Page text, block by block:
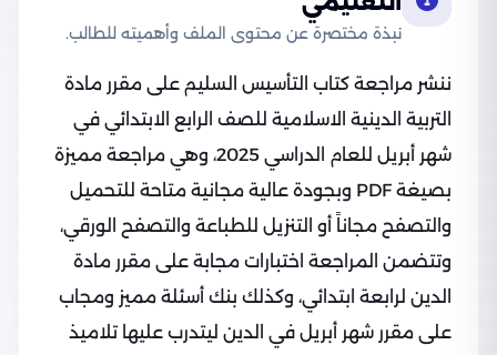
نبذة مختصرة عن محتوى الملف وأهميته للطالب.
ننشر مراجعة كتاب التأسيس السليم على مقرر مادة
التربية الدينية الاسلامية للصف الرابع الابتدائي في
شهر أبريل للعام الدراسي 2025، وهي مراجعة مميزة
بصيغة PDF وبجودة عالية مجانية متاحة للتحميل
والتصفح مجاناً أو التنزيل للطباعة والتصفح الورقي،
وتتضمن المراجعة اختبارات مجابة على مقرر مادة
الدين لرابعة ابتدائي، وكذلك بنك أسئلة مميز ومجاب
على مقرر شهر أبريل في الدين ليتدرب عليها تلاميذ